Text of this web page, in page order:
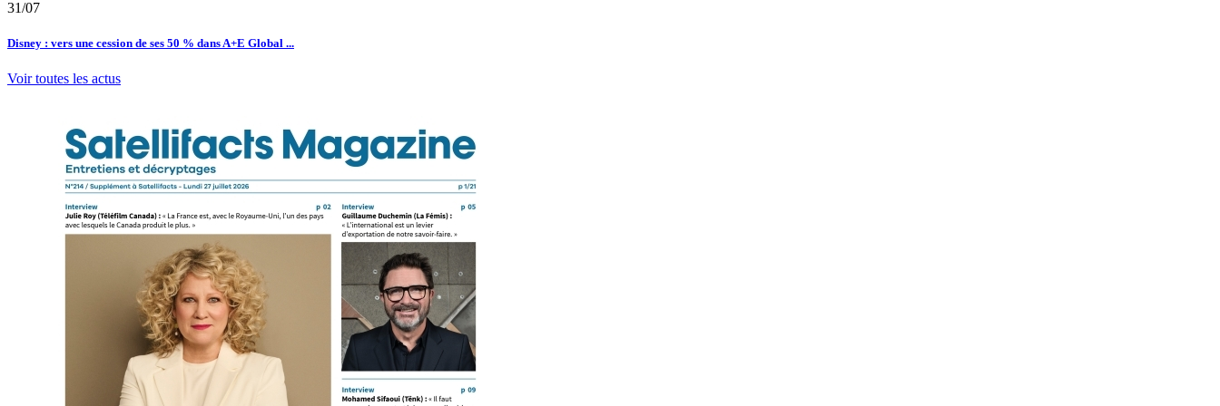
31/07
Disney : vers une cession de ses 50 % dans A+E Global ...
Voir toutes les actus